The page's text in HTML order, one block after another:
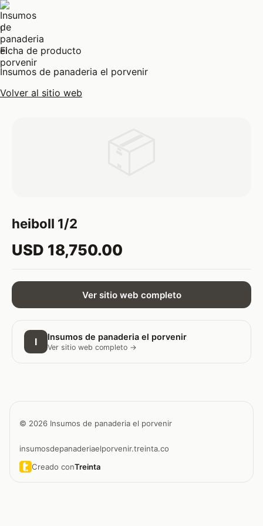
I
Ficha de producto
Insumos de panaderia el porvenir
Volver al sitio web
heiboll 1/2
USD 18,750.00
Ver sitio web completo
I Insumos de panaderia el porvenir
Ver sitio web completo →
© 2026 Insumos de panaderia el porvenir
insumosdepanaderiaelporvenir.treinta.co
Creado conTreinta